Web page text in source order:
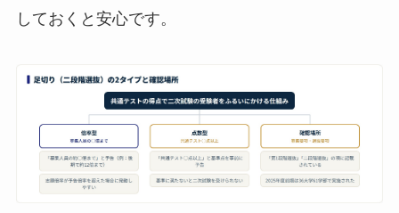
しておくと安心です。